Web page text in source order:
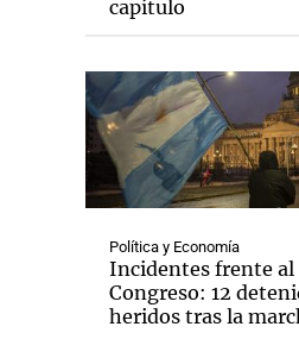
capítulo
Política y Economía
Incidentes frente al
Congreso: 12
heridos tras la